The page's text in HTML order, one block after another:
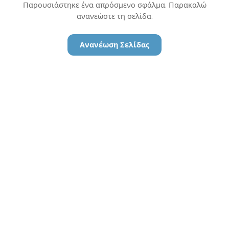
Παρουσιάστηκε ένα απρόσμενο σφάλμα. Παρακαλώ
ανανεώστε τη σελίδα.
Ανανέωση Σελίδας